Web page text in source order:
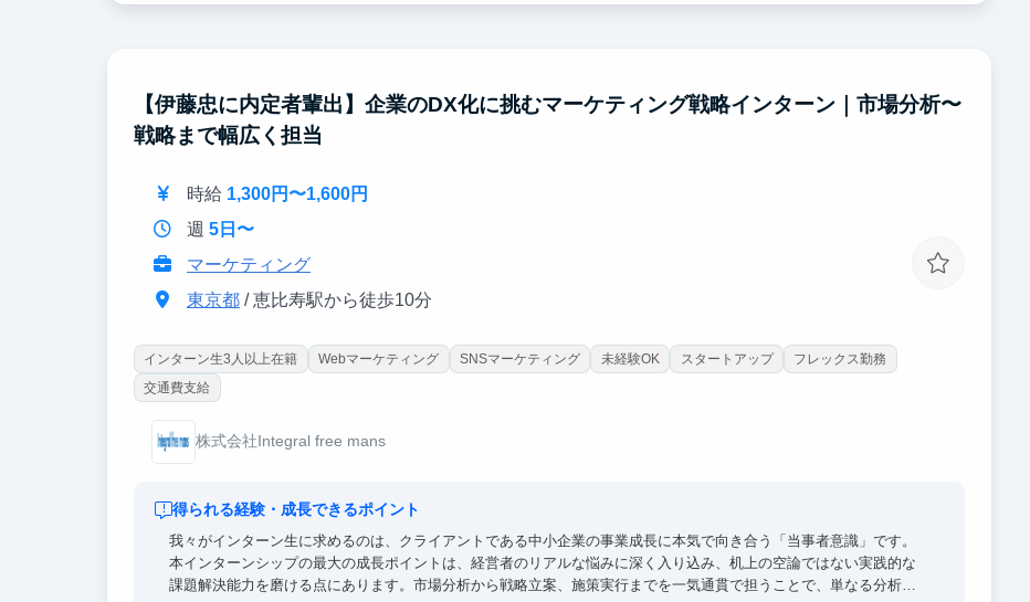
【伊藤忠に内定者輩出】企業のDX化に挑むマーケティング戦略インターン｜市場分析〜
戦略まで幅広く担当
時給 1,300円〜1,600円
週 5日〜
マーケティング
東京都/ 恵比寿駅から徒歩10分
インターン生3人以上在籍 Webマーケティング SNSマーケティング 未経験OK スタートアップ
フレックス勤務
交通費支給
株式会社Integral free mans
得られる経験・成長できるポイント
我々がインターン生に求めるのは、クライアントである中小企業の事業成長に本気で向き合う「当事者意識」です。
本インターンシップの最大の成長ポイントは、経営者のリアルな悩みに深く入り込み、机上の空論ではない実践的な
課題解決能力を磨ける点にあります。市場分析から戦略立案、施策実行までを一気通貫で担うことで、単なる分析力